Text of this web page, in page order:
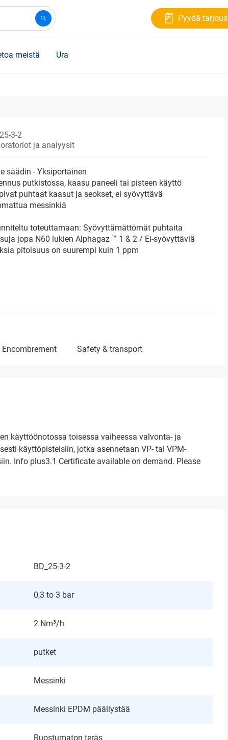
Pyydä tarjous
meistä Ura
3-2
ja analyysit
säädin - Yksiportainen
putkistossa, kaasu paneeli tai pisteen käyttö
puhtaat kaasut ja seokset, ei syövyttävä
messinkiä
toteuttamaan: Syövyttämättömät puhtaita
jopa N60 lukien Alphagaz ™ 1 & 2 / Ei-syövyttäviä
pitoisuus on suurempi kuin 1 ppm
encombrement safety & transport
käyttöönotossa toisessa vaiheessa valvonta- ja
käyttöpisteisiin, jotka asennetaan VP- tai VPM-
Info plus3.1 Certificate available on demand. Please
BD_25-3-2
0,3 to 3 bar
2 Nm³/h
putket
Messinki
Messinki EPDM päällystää
Ruostumaton teräs